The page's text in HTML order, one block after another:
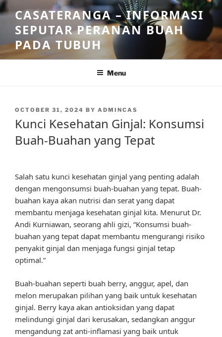
Skip
to
content
CASATERANGA – INFORMASI
SEPUTAR PERANAN BUAH
PADA TUBUH
Menu
POSTED
OCTOBER 31, 2024 BY ADMINCAS
Kunci Kesehatan Ginjal: Konsumsi
Buah-Buahan yang Tepat
Salah satu kunci kesehatan ginjal yang penting adalah
dengan mengonsumsi buah-buahan yang tepat. Buah-
buahan kaya akan nutrisi dan serat yang dapat
membantu menjaga kesehatan ginjal kita. Menurut Dr.
Andi Kurniawan, seorang ahli gizi, “Konsumsi buah-
buahan yang tepat dapat membantu mengurangi risiko
penyakit ginjal dan menjaga fungsi ginjal tetap
optimal.”
Buah-buahan seperti buah berry, anggur, apel, dan
melon merupakan pilihan yang baik untuk kesehatan
ginjal. Berry kaya akan antioksidan yang dapat
melindungi ginjal dari kerusakan, sedangkan anggur
mengandung zat anti-inflamasi yang baik untuk